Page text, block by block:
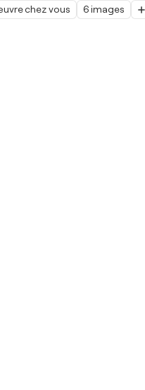
chez vous 6 images